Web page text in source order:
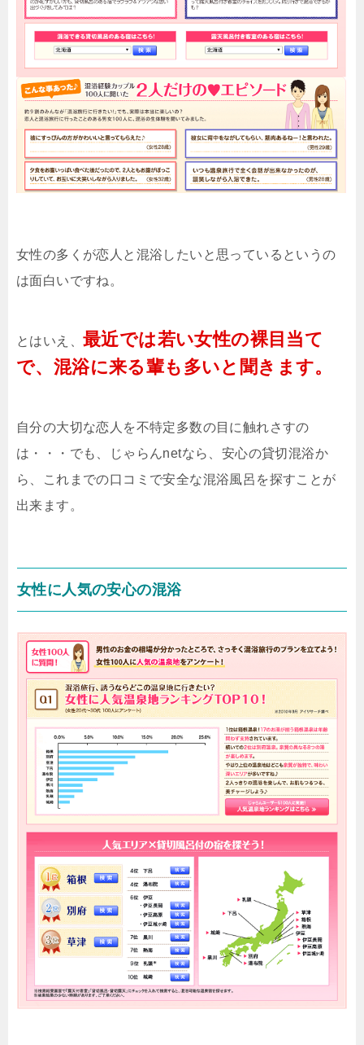
女性の多くが恋人と混浴したいと思っているというの
は面白いですね。
とはいえ、 最近では若い女性の裸目当て
で、混浴に来る輩も多いと聞きます。
自分の大切な恋人を不特定多数の目に触れさすの
は・・・でも、じゃらんnetなら、安心の貸切混浴か
ら、これまでの口コミで安全な混浴風呂を探すことが
出来ます。
女性に人気の安心の混浴